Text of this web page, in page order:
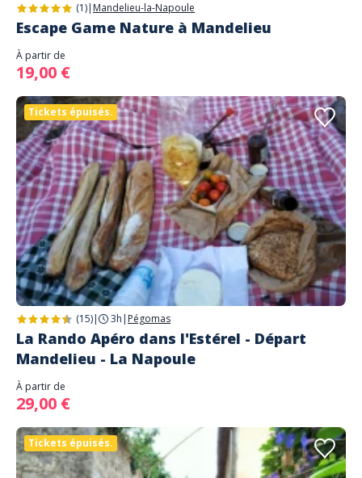
(1)| Mandelieu-la-Napoule
Escape Game Nature à Mandelieu
À partir de
19,00 €
Tickets épuisés.
(15)| 3h | Pégomas
La Rando Apéro dans l'Estérel - Départ
Mandelieu - La Napoule
À partir de
29,00 €
Tickets épuisés.